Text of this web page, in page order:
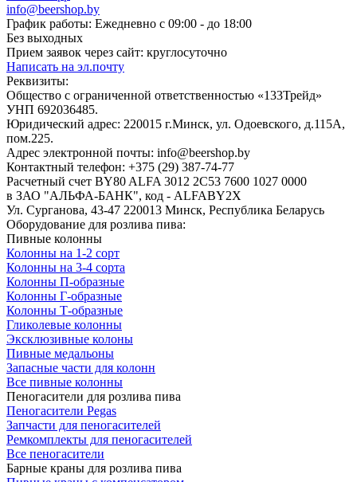
info@beershop.by
График работы: Ежедневно с 09:00 - до 18:00
Без выходных
Прием заявок через сайт: круглосуточно
Написать на эл.почту
Реквизиты:
Общество с ограниченной ответственностью «133Трейд»
УНП 692036485​.
Юридический адрес: 220015 г.Минск, ул. Одоевского, д.115А,
пом.225.
Адрес электронной почты: info@beershop.by
Контактный телефон: +375 (29) 387-74-77
Расчетный счет BY80 ALFA 3012 2C53 7600 1027 0000
в ЗАО "АЛЬФА-БАНК", код - ALFABY2X
Ул. Сурганова, 43-47 220013 Минск, Республика Беларусь
Оборудование для розлива пива:
Пивные колонны
Колонны на 1-2 сорт
Колонны на 3-4 сорта
Колонны П-образные
Колонны Г-образные
Колонны Т-образные
Гликолевые колонны
Эксклюзивные колоны
Пивные медальоны
Запасные части для колонн
Все пивные колонны
Пеногасители для розлива пива
Пеногасители Pegas
Запчасти для пеногасителей
Ремкомплекты для пеногасителей
Все пеногасители
Барные краны для розлива пива